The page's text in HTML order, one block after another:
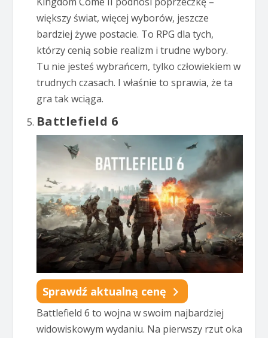
większy świat, więcej wyborów, jeszcze
bardziej żywe postacie. To RPG dla tych,
którzy cenią sobie realizm i trudne wybory.
Tu nie jesteś wybrańcem, tylko człowiekiem w
trudnych czasach. I właśnie to sprawia, że ta
gra tak wciąga.
Battlefield 6
Sprawdź aktualną cenę
Battlefield 6 to wojna w swoim najbardziej
widowiskowym wydaniu. Na pierwszy rzut oka